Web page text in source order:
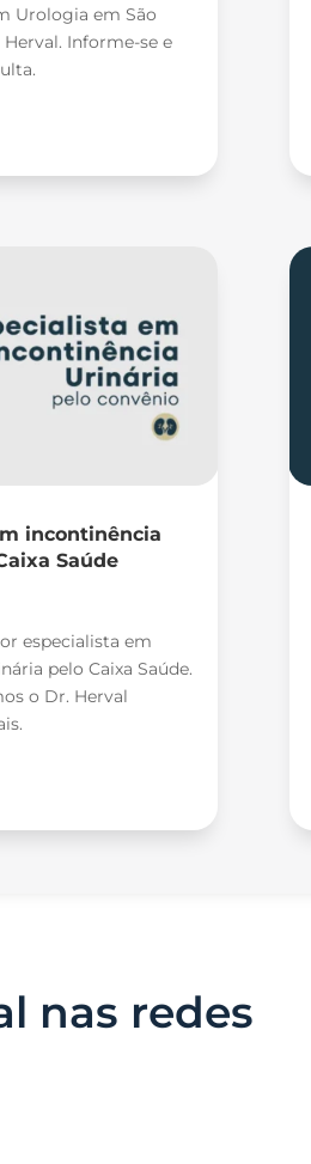
Urologia em São
Informe-se e
incontinência
Saúde
especialista em
pelo Caixa Saúde.
o Dr. Herval
redes